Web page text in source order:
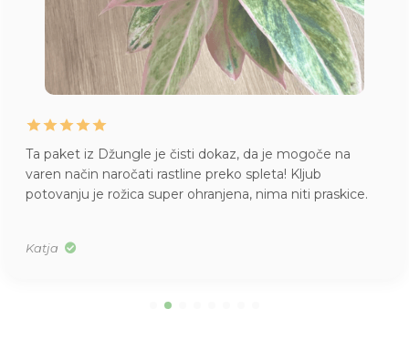
Ta paket iz Džungle je čisti dokaz, da je mogoče na
varen način naročati rastline preko spleta! Kljub
potovanju je rožica super ohranjena, nima niti praskice.
Katja